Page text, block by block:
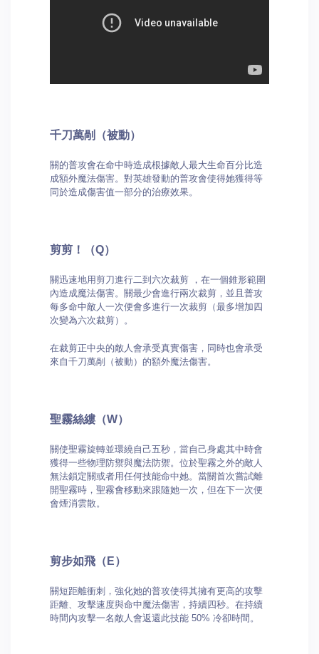
千刀萬剮（被動）
關的普攻會在命中時造成根據敵人最大生命百分比造
成額外魔法傷害。對英雄發動的普攻會使得她獲得等
同於造成傷害值一部分的治療效果。
剪剪！（Q）
關迅速地用剪刀進行二到六次裁剪 ，在一個錐形範圍
內造成魔法傷害。關最少會進行兩次裁剪，並且普攻
每多命中敵人一次便會多進行一次裁剪（最多增加四
次變為六次裁剪）。
在裁剪正中央的敵人會承受真實傷害，同時也會承受
來自千刀萬剮（被動）的額外魔法傷害。
聖霧絲縷（W）
關使聖霧旋轉並環繞自己五秒，當自己身處其中時會
獲得一些物理防禦與魔法防禦。位於聖霧之外的敵人
無法鎖定關或者用任何技能命中她。當關首次嘗試離
開聖霧時，聖霧會移動來跟隨她一次，但在下一次便
會煙消雲散。
剪步如飛（E）
關短距離衝刺，強化她的普攻使得其擁有更高的攻擊
距離、攻擊速度與命中魔法傷害，持續四秒。在持續
時間內攻擊一名敵人會返還此技能 50% 冷卻時間。